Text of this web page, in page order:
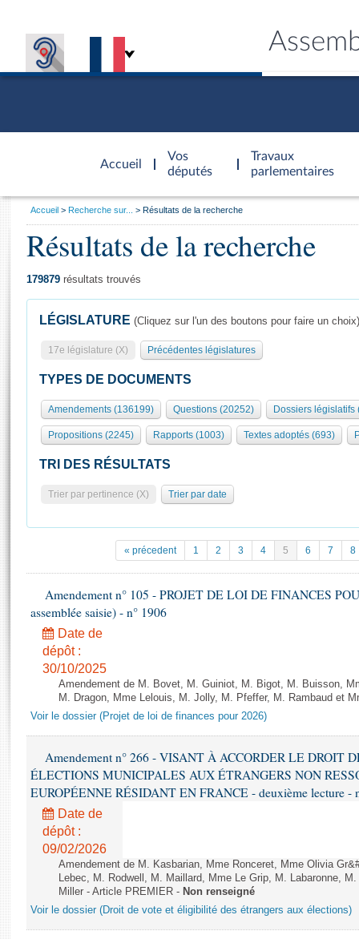
Accueil
d'accueil
Vos
députés
Travaux
parlementaires
Présidence
577 députés
Groupes politiques
Séance publique
Commissions et autres organes
Europe et International
Pétitions
Projets de loi
Propositions de loi
Amendements
Textes adoptés
Rapports d'information
Rapports d'enquête
Rapports sur l'application des lois
Baromètre de l’application des lois
Dossiers législatifs
Budget et sécurité sociale
Questions écrites et orales
Comptes rendus des débats
Général
Rôle et pouvoirs de l'Assemblée
Organisation de l'Assemblée
Présidence Conférence des Présidents Bureau Collège des
Statistiques et chiffres clés
Documents de référence
( Constitution | Règlement de l'Assemblée ... )
Juniors
Anciennes législatures
Liens vers les sites publics
Visiter l'Assemblée
Visite virtuelle du palais Bourbon
Assister à une séance
La Bibliothèque
Contacts et plan d'accès
Photos libres de droit
Vous
Accueil Recherche sur... Résultats de la recherche
Résultats de la recherche
179879 résultats trouvés
LÉGISLATURE (Cliquez sur l'un des boutons pour faire un choix)
17e législature (X) Précédentes législatures
TYPES DE DOCUMENTS
Amendements (136199) Questions (20252) Dossiers législatifs
Propositions (2245) Rapports (1003) Textes adoptés (693)
TRI DES RÉSULTATS
Trier par pertinence (X) Trier par date
« précedent 1 2 3 4 5 6 7 8
Amendement n° 105 - PROJET DE LOI DE FINANCES
assemblée saisie) - n° 1906
Date de
dépôt :
30/10/2025
Amendement de M. Bovet, M. Guiniot, M. Bigot, M. Buisson,
M. Dragon, Mme Lelouis, M. Jolly, M. Pfeffer, M. Rambaud et
Voir le dossier (Projet de loi de finances pour 2026)
Amendement n° 266 - VISANT À ACCORDER LE DROIT
ÉLECTIONS MUNICIPALES AUX ÉTRANGERS NON
EUROPÉENNE RÉSIDANT EN FRANCE - deuxième lecture -
Date de
dépôt :
09/02/2026
Amendement de M. Kasbarian, Mme Ronceret, Mme Olivia
Lebec, M. Rodwell, M. Maillard, Mme Le Grip, M. Labaronne,
Miller - Article PREMIER - Non renseigné
Voir le dossier (Droit de vote et éligibilité des étrangers aux élections)